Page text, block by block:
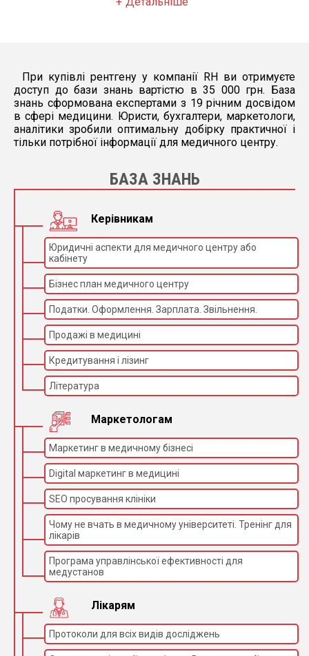
При купівлі рентгену у компанії RH ви отримуєте
доступ до бази знань вартістю в 35 000 грн. База
знань сформована експертами з 19 річним досвідом
в сфері медицини. Юристи, бухгалтери, маркетологи,
аналітики зробили оптимальну добірку практичної і
тільки потрібної інформації для медичного центру.
БАЗА ЗНАНЬ
Керівникам
Юридичні аспекти для медичного центру або
кабінету
Бізнес план медичного центру
Податки. Оформлення. Зарплата. Звільнення.
Продажі в медицині
Кредитування і лізинг
Література
Маркетологам
Маркетинг в медичному бізнесі
Digital маркетинг в медицині
SEO просування клініки
Чому не вчать в медичному університеті. Тренінг для
лікарів
Програма управлінської ефективності для
медустанов
Лікарям
Протоколи для всіх видів досліджень